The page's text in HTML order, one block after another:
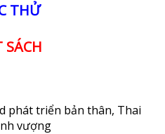
THỬ
phát triển bản thân, Thai
vượng